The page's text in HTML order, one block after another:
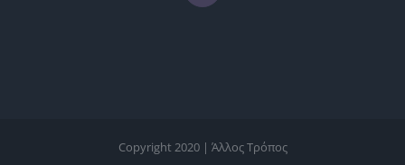
Copyright 2020 | Άλλος Τρόπος